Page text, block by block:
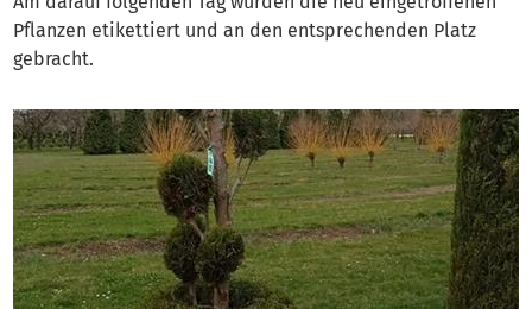
Pflanzen etikettiert und an den entsprechenden Platz
gebracht.